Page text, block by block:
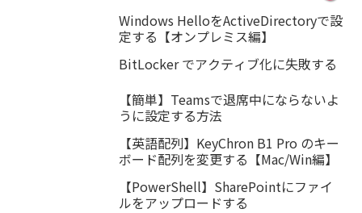
Windows HelloをActiveDirectoryで設
定する【オンプレミス編】
BitLocker でアクティブ化に失敗する
【簡単】Teamsで退席中にならないよ
うに設定する方法
【英語配列】KeyChron B1 Pro のキー
ボード配列を変更する【Mac/Win編】
【PowerShell】SharePointにファイ
ルをアップロードする